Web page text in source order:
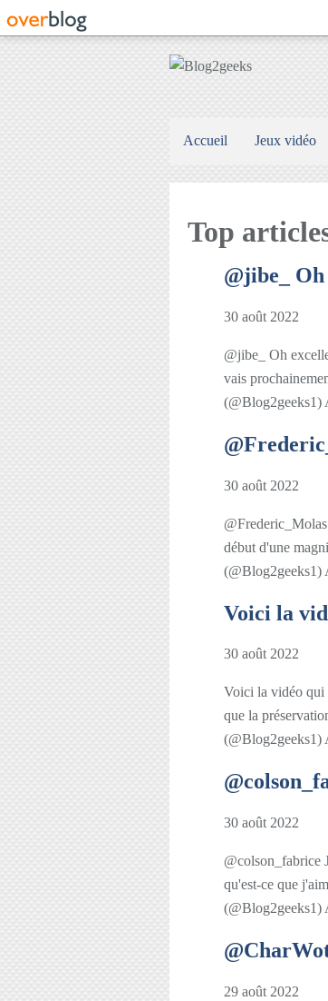
Accueil Jeux vidéo
Top
@jibe_
30 août 2022
@jibe_ Oh
vais
(@Blog2geeks1)
30 août 2022
début d'une
(@Blog2geeks1)
Voici la
30 août 2022
Voici la vidéo qui
que la
(@Blog2geeks1)
30 août 2022
@colson_fabrice
qu'est-ce que
(@Blog2geeks1)
29 août 2022